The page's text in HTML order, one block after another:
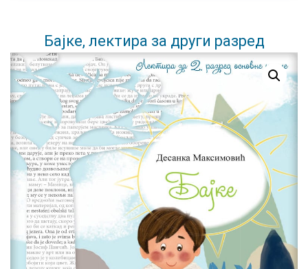
Бајке, лектира за други разред